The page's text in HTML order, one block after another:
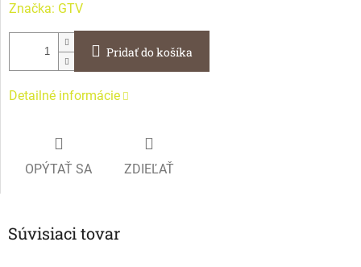
Značka: GTV
Pridať do košíka
Detailné informácie
OPÝTAŤ SA ZDIEĽAŤ
Súvisiaci tovar